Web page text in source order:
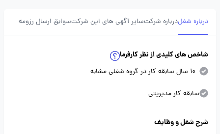
درباره شغلدرباره شرکتسایر آگهی های این شرکتسوابق ارسال رزومه
شاخص های کلیدی از نظر کارفرما
10 سال سابقه کار در گروه شغلی مشابه
سابقه کار مدیریتی
شرح شغل و وظایف